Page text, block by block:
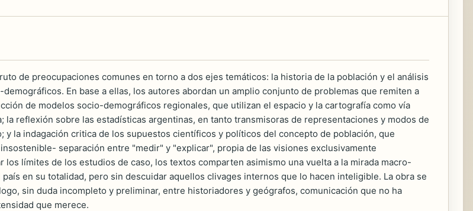
de preocupaciones comunes en torno a dos ejes temáticos: la historia de la población y el análisis
En base a ellas, los autores abordan un amplio conjunto de problemas que remiten a
de modelos socio-demográficos regionales, que utilizan el espacio y la cartografía como vía
la reflexión sobre las estadísticas argentinas, en tanto transmisoras de representaciones y modos de
y la indagación critica de los supuestos científicos y políticos del concepto de población, que
separación entre "medir" y "explicar", propia de las visiones exclusivamente
los límites de los estudios de caso, los textos comparten asimismo una vuelta a la mirada macro-
en su totalidad, pero sin descuidar aquellos clivages internos que lo hacen inteligible. La obra se
sin duda incompleto y preliminar, entre historiadores y geógrafos, comunicación que no ha
que merece.